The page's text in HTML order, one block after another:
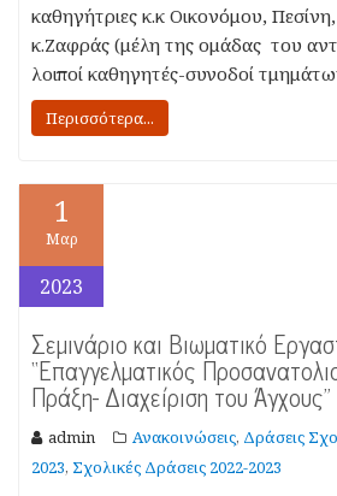
καθηγήτριες κ.κ Οικονόμου,
κ.Ζαφράς (μέλη της ομάδας του
λοιποί καθηγητές-συνοδοί
Περισσότερα...
1
Μαρ
2023
Σεμινάριο και Βιωματικό
“Επαγγελματικός
Πράξη- Διαχείριση του Άγχους”
admin Ανακοινώσεις, Δράσεις
2023, Σχολικές Δράσεις 2022-2023